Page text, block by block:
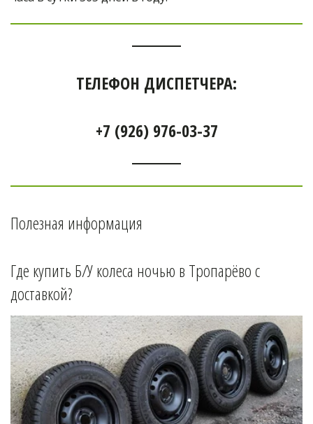
ТЕЛЕФОН ДИСПЕТЧЕРА:
+7 (926) 976-03-37
Полезная информация
Где купить Б/У колеса ночью в Тропарёво с
доставкой?